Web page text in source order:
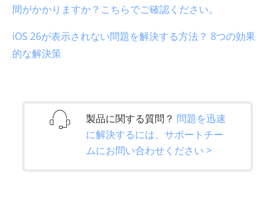
間がかかりますか？こちらでご確認ください。
iOS 26が表示されない問題を解決する方法？ 8つの効果
的な解決策
製品に関する質問？ 問題を迅速
に解決するには、サポートチー
ムにお問い合わせください >